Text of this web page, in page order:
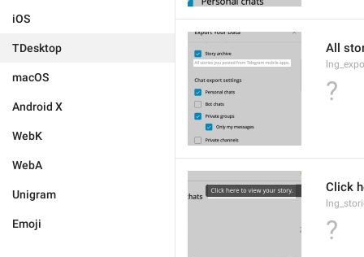
iOS
TDesktop
macOS
Android X
WebK
WebA
Unigram
Emoji
All
?
Click
?